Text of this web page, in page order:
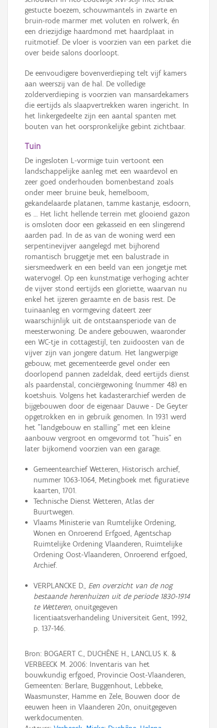
gestucte boezem, schouwmantels in zwarte en
bruin-rode marmer met voluten en rolwerk, én
een driezijdige haardmond met haardplaat in
ruitmotief. De vloer is voorzien van een parket die
over beide salons doorloopt.
De eenvoudigere bovenverdieping telt vijf kamers
aan weerszij van de hal. De volledige
zolderverdieping is voorzien van mansardekamers
die eertijds als slaapvertrekken waren ingericht. In
het linkergedeelte zijn een aantal spanten met
bouten van het oorspronkelijke gebint zichtbaar.
Tuin
De ingesloten L-vormige tuin vertoont een
landschappelijke aanleg met een waardevol en
zeer goed onderhouden bomenbestand zoals
onder meer bruine beuk, hemelboom,
gekandelaarde platanen, tamme kastanje, esdoorn,
es ... Het licht hellende terrein met glooiend gazon
is omsloten door een gekasseid en een slingerend
aarden pad. In de as van de woning werd een
serpentinevijver aangelegd met bijhorend
romantisch bruggetje met een balustrade in
siersmeedwerk en een beeld van een jongetje met
watervogel. Op een kunstmatige verhoging achter
de vijver stond eertijds een gloriette, waarvan nu
enkel het ijzeren geraamte en de basis rest. De
tuinaanleg en vormgeving dateert zeer
waarschijnlijk uit de ontstaansperiode van de
meesterwoning. De andere gebouwen, waaronder
een WC-tje in cottagestijl, ten zuidoosten van de
vijver zijn van jongere datum. Het langwerpige
gebouw, met gecementeerde gevel onder een
doorlopend pannen zadeldak, deed eertijds dienst
als paardenstal, conciërgewoning (nummer 48) en
koetshuis. Volgens het kadasterarchief werden de
bijgebouwen door de eigenaar Dauwe - De Geyter
opgetrokken en in gebruik genomen. In 1931 werd
het "landgebouw en stalling" met een kleine
aanbouw vergroot en omgevormd tot "huis" en
later bijkomend voorzien van een garage.
Gemeentearchief Wetteren, Historisch archief,
nummer 1063-1064, Metingboek met figuratieve
kaarten, 1701.
Technische Dienst Wetteren, Atlas der
Buurtwegen.
Vlaams Ministerie van Rumtelijke Ordening,
Wonen en Onroerend Erfgoed, Agentschap
Ruimtelijke Ordening Vlaanderen, Ruimtelijke
Ordening Oost-Vlaanderen, Onroerend erfgoed,
Archief.
VERPLANCKE D., Een overzicht van de nog
bestaande herenhuizen uit de periode 1830-1914
te Wetteren, onuitgegeven
licentiaatsverhandeling Universiteit Gent, 1992,
p. 137-146.
Bron: BOGAERT C., DUCHÊNE H., LANCLUS K. &
VERBEECK M. 2006: Inventaris van het
bouwkundig erfgoed, Provincie Oost-Vlaanderen,
Gemeenten: Berlare, Buggenhout, Lebbeke,
Waasmunster, Hamme en Zele, Bouwen door de
eeuwen heen in Vlaanderen 20n, onuitgegeven
werkdocumenten.